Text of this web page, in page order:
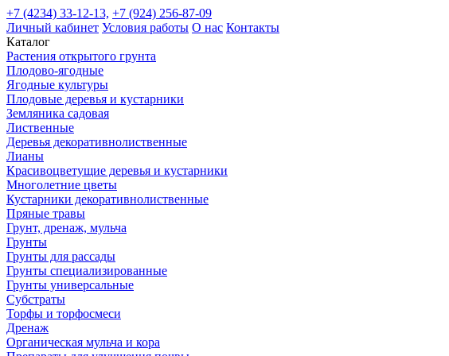
+7 (4234) 33-12-13, +7 (924) 256-87-09
Личный кабинет Условия работы О нас Контакты
Каталог
Растения открытого грунта
Плодово-ягодные
Ягодные культуры
Плодовые деревья и кустарники
Земляника садовая
Лиственные
Деревья декоративнолиственные
Лианы
Красивоцветущие деревья и кустарники
Многолетние цветы
Кустарники декоративнолиственные
Пряные травы
Грунт, дренаж, мульча
Грунты
Грунты для рассады
Грунты специализированные
Грунты универсальные
Субстраты
Торфы и торфосмеси
Дренаж
Органическая мульча и кора